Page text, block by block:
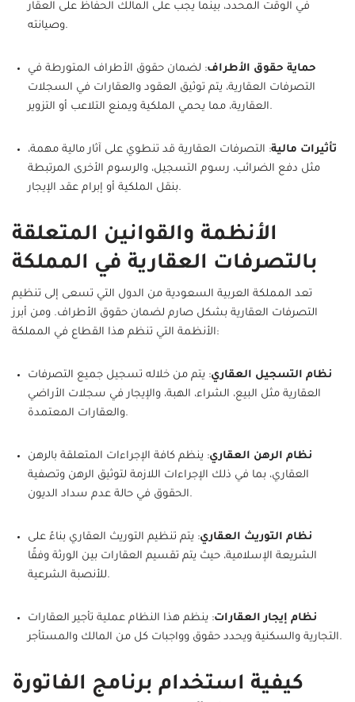
في الوقت المحدد، بينما يجب على المالك الحفاظ على العقار
وصيانته.
حماية حقوق الأطراف: لضمان حقوق الأطراف المتورطة في
التصرفات العقارية، يتم توثيق العقود والعقارات في السجلات
العقارية، مما يحمي الملكية ويمنع التلاعب أو التزوير.
تأثيرات مالية: التصرفات العقارية قد تنطوي على آثار مالية مهمة،
مثل دفع الضرائب، رسوم التسجيل، والرسوم الأخرى المرتبطة
بنقل الملكية أو إبرام عقد الإيجار.
الأنظمة والقوانين المتعلقة
بالتصرفات العقارية في المملكة
تعد المملكة العربية السعودية من الدول التي تسعى إلى تنظيم
التصرفات العقارية بشكل صارم لضمان حقوق الأطراف. ومن أبرز
الأنظمة التي تنظم هذا القطاع في المملكة:
نظام التسجيل العقاري: يتم من خلاله تسجيل جميع التصرفات
العقارية مثل البيع، الشراء، الهبة، والإيجار في سجلات الأراضي
والعقارات المعتمدة.
نظام الرهن العقاري: ينظم كافة الإجراءات المتعلقة بالرهن
العقاري، بما في ذلك الإجراءات اللازمة لتوثيق الرهن وتصفية
الحقوق في حالة عدم سداد الديون.
نظام التوريث العقاري: يتم تنظيم التوريث العقاري بناءً على
الشريعة الإسلامية، حيث يتم تقسيم العقارات بين الورثة وفقًا
للأنصبة الشرعية.
نظام إيجار العقارات: ينظم هذا النظام عملية تأجير العقارات
التجارية والسكنية ويحدد حقوق وواجبات كل من المالك والمستأجر.
كيفية استخدام برنامج الفاتورة